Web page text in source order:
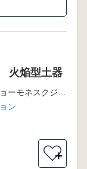
火焔型土器
ン
＋